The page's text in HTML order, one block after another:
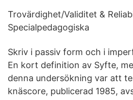
Trovärdighet/Validitet &
Specialpedagogiska
Skriv i passiv form och i
En kort definition av Syfte,
denna undersökning var att
knäscore, publicerad 1985,